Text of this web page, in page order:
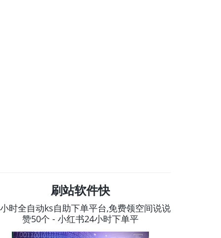
刷站软件快
时全自动ks自助下单平台,免费领空间说说
赞50个 - 小红书24小时下单平